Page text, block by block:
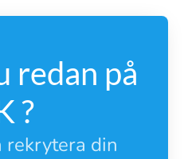
redan på
?
rekrytera din